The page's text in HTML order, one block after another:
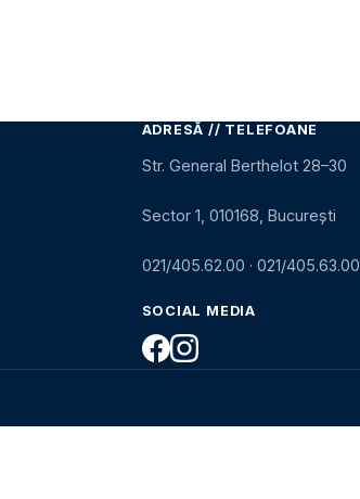
ADRESĂ // TELEFOANE
Str. General Berthelot 28–30
Sector 1, 010168, București
021/405.62.00 · 021/405.63.00
SOCIAL MEDIA